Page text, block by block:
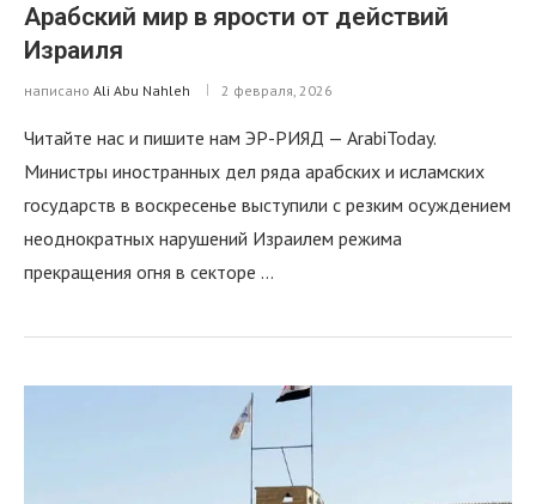
Арабский мир в ярости от действий
Израиля
написано Ali Abu Nahleh 2 февраля, 2026
Читайте нас и пишите нам ЭР-РИЯД — ArabiToday.
Министры иностранных дел ряда арабских и исламских
государств в воскресенье выступили с резким осуждением
неоднократных нарушений Израилем режима
прекращения огня в секторе …